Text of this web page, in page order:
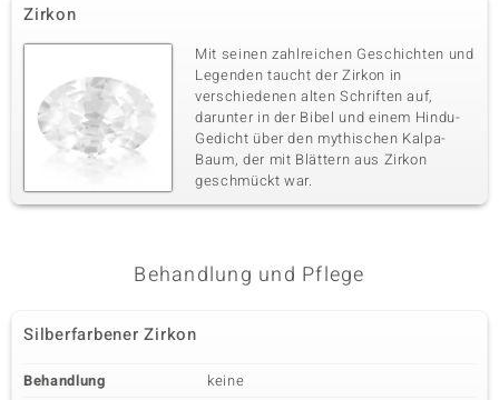
Zirkon
Mit seinen zahlreichen Geschichten und
Legenden taucht der Zirkon in
verschiedenen alten Schriften auf,
darunter in der Bibel und einem Hindu-
Gedicht über den mythischen Kalpa-
Baum, der mit Blättern aus Zirkon
geschmückt war.
Behandlung und Pflege
Silberfarbener Zirkon
Behandlung
keine